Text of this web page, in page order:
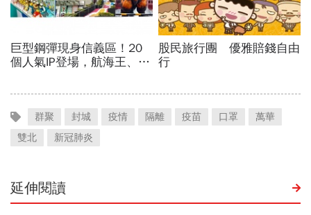
群聚 封城 疫情 隔離 疫苗 口罩
萬華
雙北
新冠肺炎
延伸閱讀